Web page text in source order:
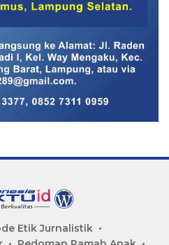
Etik Jurnalistik